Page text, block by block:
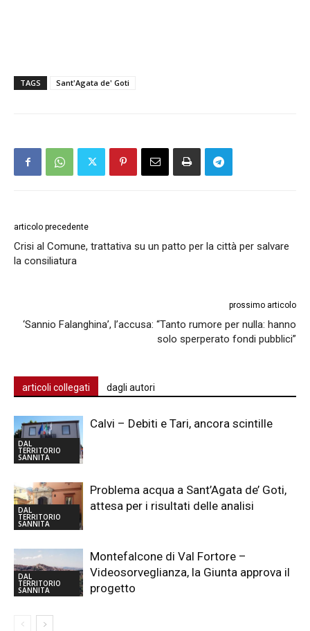
TAGS Sant'Agata de' Goti
articolo precedente
Crisi al Comune, trattativa su un patto per la città per salvare
la consiliatura
prossimo articolo
‘Sannio Falanghina’, l’accusa: “Tanto rumore per nulla: hanno
solo sperperato fondi pubblici”
articoli collegati dagli autori
DAL
TERRITORIO
SANNITA
Calvi – Debiti e Tari, ancora scintille
DAL
TERRITORIO
SANNITA
Problema acqua a Sant’Agata de’ Goti,
attesa per i risultati delle analisi
DAL
TERRITORIO
SANNITA
Montefalcone di Val Fortore –
Videosorveglianza, la Giunta approva il
progetto